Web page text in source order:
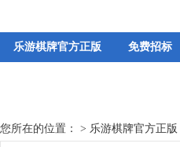
乐游棋牌官方正版 免费招标
您所在的位置： > 乐游棋牌官方正版